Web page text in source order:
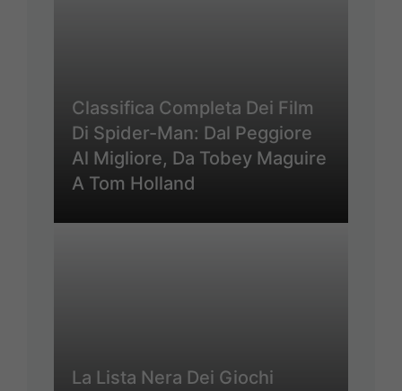
Classifica Completa Dei Film
Di Spider-Man: Dal Peggiore
Al Migliore, Da Tobey Maguire
A Tom Holland
La Lista Nera Dei Giochi